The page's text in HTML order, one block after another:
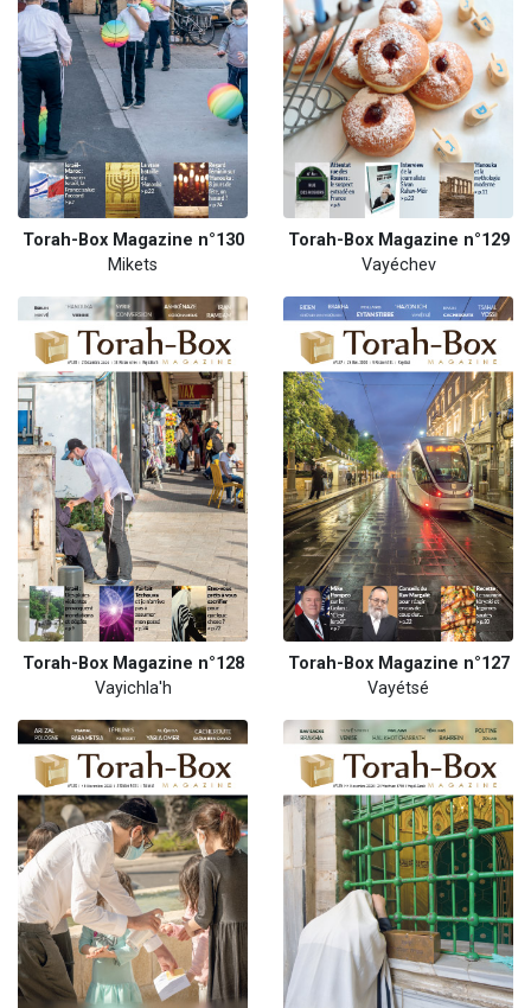
Torah-Box Magazine n°130
Mikets
Torah-Box Magazine n°129
Vayéchev
Torah-Box Magazine n°128
Vayichla'h
Torah-Box Magazine n°127
Vayétsé